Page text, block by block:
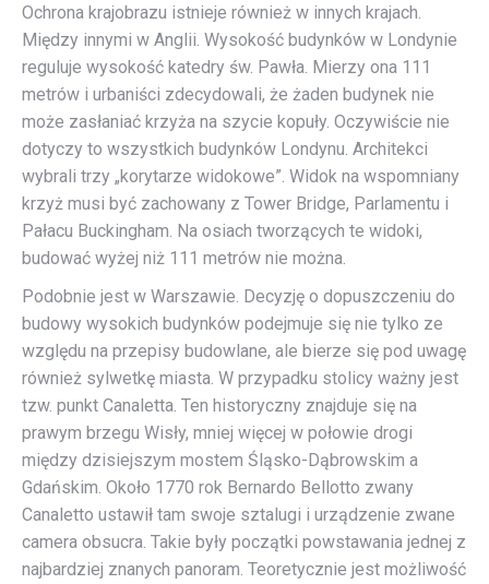
Ochrona krajobrazu istnieje również w innych krajach.
Między innymi w Anglii. Wysokość budynków w Londynie
reguluje wysokość katedry św. Pawła. Mierzy ona 111
metrów i urbaniści zdecydowali, że żaden budynek nie
może zasłaniać krzyża na szycie kopuły. Oczywiście nie
dotyczy to wszystkich budynków Londynu. Architekci
wybrali trzy „korytarze widokowe”. Widok na wspomniany
krzyż musi być zachowany z Tower Bridge, Parlamentu i
Pałacu Buckingham. Na osiach tworzących te widoki,
budować wyżej niż 111 metrów nie można.
Podobnie jest w Warszawie. Decyzję o dopuszczeniu do
budowy wysokich budynków podejmuje się nie tylko ze
względu na przepisy budowlane, ale bierze się pod uwagę
również sylwetkę miasta. W przypadku stolicy ważny jest
tzw. punkt Canaletta. Ten historyczny znajduje się na
prawym brzegu Wisły, mniej więcej w połowie drogi
między dzisiejszym mostem Śląsko-Dąbrowskim a
Gdańskim. Około 1770 rok Bernardo Bellotto zwany
Canaletto ustawił tam swoje sztalugi i urządzenie zwane
camera obsucra. Takie były początki powstawania jednej z
najbardziej znanych panoram. Teoretycznie jest możliwość